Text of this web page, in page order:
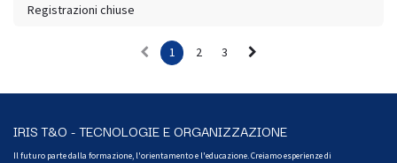
Registrazioni chiuse
1 2 3
IRIS T&O - TECNOLOGIE E ORGANIZZAZIONE
Il futuro parte dalla formazione, l'orientamento e l'educazione. Creiamo esperienze di